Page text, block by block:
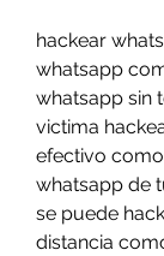
hackear
whatsapp
whatsapp sin
victima
efectivo
whatsapp de
se puede
distancia